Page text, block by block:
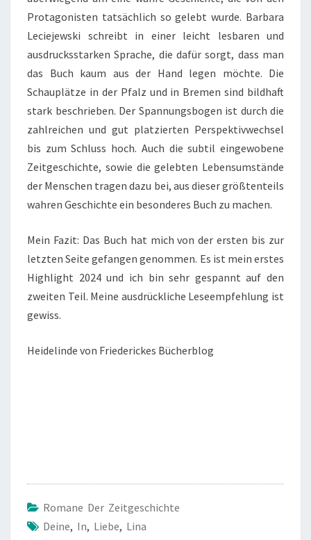
Protagonisten tatsächlich so gelebt wurde. Barbara
Leciejewski schreibt in einer leicht lesbaren und
ausdrucksstarken Sprache, die dafür sorgt, dass man
das Buch kaum aus der Hand legen möchte. Die
Schauplätze in der Pfalz und in Bremen sind bildhaft
stark beschrieben. Der Spannungsbogen ist durch die
zahlreichen und gut platzierten Perspektivwechsel
bis zum Schluss hoch. Auch die subtil eingewobene
Zeitgeschichte, sowie die gelebten Lebensumstände
der Menschen tragen dazu bei, aus dieser größtenteils
wahren Geschichte ein besonderes Buch zu machen.
Mein Fazit: Das Buch hat mich von der ersten bis zur
letzten Seite gefangen genommen. Es ist mein erstes
Highlight 2024 und ich bin sehr gespannt auf den
zweiten Teil. Meine ausdrückliche Leseempfehlung ist
gewiss.
Heidelinde von Friederickes Bücherblog
Romane Der Zeitgeschichte
Deine, In, Liebe, Lina